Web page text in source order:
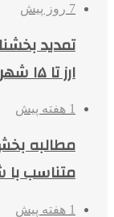
7 روز پیش
تمدید
ارز تا ۱۵ شهریور
1 هفته پیش
مطالبه
متناسب
1 هفته پیش